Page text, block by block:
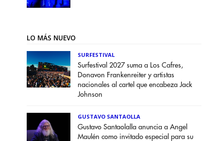
LO MÁS NUEVO
SURFESTIVAL
Surfestival 2027 suma a Los Cafres,
Donavon Frankenreiter y artistas
nacionales al cartel que encabeza Jack
Johnson
GUSTAVO SANTAOLLA
Gustavo Santaolalla anuncia a Angel
Maulén como invitado especial para su